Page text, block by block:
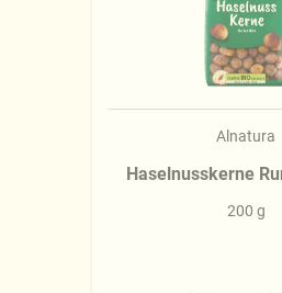
Alnatura
Haselnusskerne
200 g